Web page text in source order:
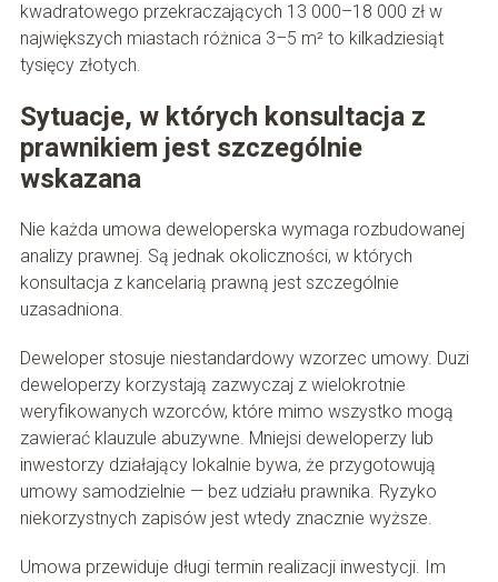
kwadratowego przekraczających 13 000–18 000 zł w
największych miastach różnica 3–5 m² to kilkadziesiąt
tysięcy złotych.
Sytuacje, w których konsultacja z
prawnikiem jest szczególnie
wskazana
Nie każda umowa deweloperska wymaga rozbudowanej
analizy prawnej. Są jednak okoliczności, w których
konsultacja z kancelarią prawną jest szczególnie
uzasadniona.
Deweloper stosuje niestandardowy wzorzec umowy. Duzi
deweloperzy korzystają zazwyczaj z wielokrotnie
weryfikowanych wzorców, które mimo wszystko mogą
zawierać klauzule abuzywne. Mniejsi deweloperzy lub
inwestorzy działający lokalnie bywa, że przygotowują
umowy samodzielnie — bez udziału prawnika. Ryzyko
niekorzystnych zapisów jest wtedy znacznie wyższe.
Umowa przewiduje długi termin realizacji inwestycji. Im